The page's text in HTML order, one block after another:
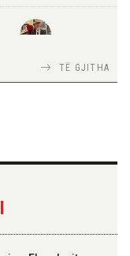
TIRANA DIPLOMAT
TIRANA DIPLOMAT
dhe Ismail
TË GJITHA